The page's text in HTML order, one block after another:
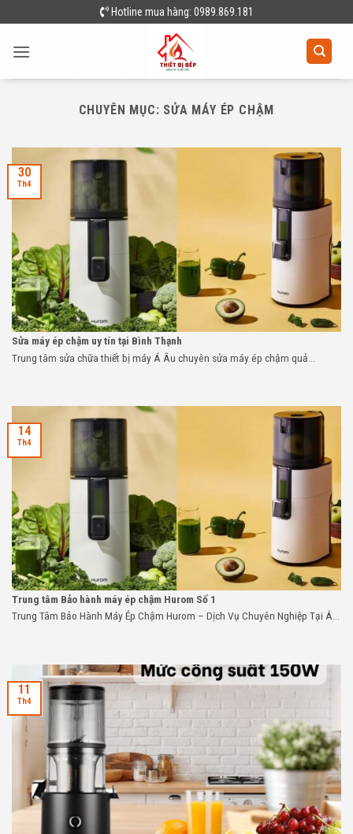
to
content
Hotline mua hàng: 0989.869.181
CHUYÊN MỤC: SỬA MÁY ÉP CHẬM
Sửa máy ép chậm uy tín tại Bình Thạnh
Trung tâm sửa chữa thiết bị máy Á Âu chuyên sửa máy ép chậm quả...
30
Th4
Trung tâm Bảo hành máy ép chậm Hurom Số 1
Trung Tâm Bảo Hành Máy Ép Chậm Hurom – Dịch Vụ Chuyên Nghiệp Tại Á...
14
Th4
11
Th4